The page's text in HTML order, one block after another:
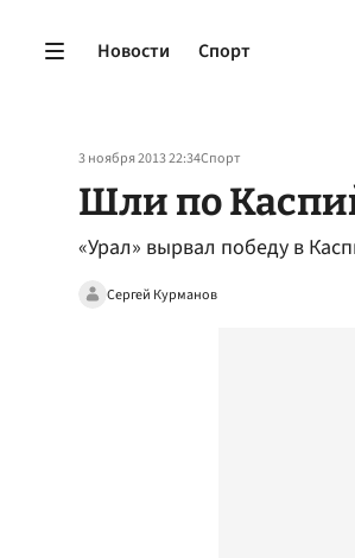
Новости Спорт
3 ноября 2013 22:34Спорт
Шли по
«Урал» вырвал победу в
Сергей Курманов